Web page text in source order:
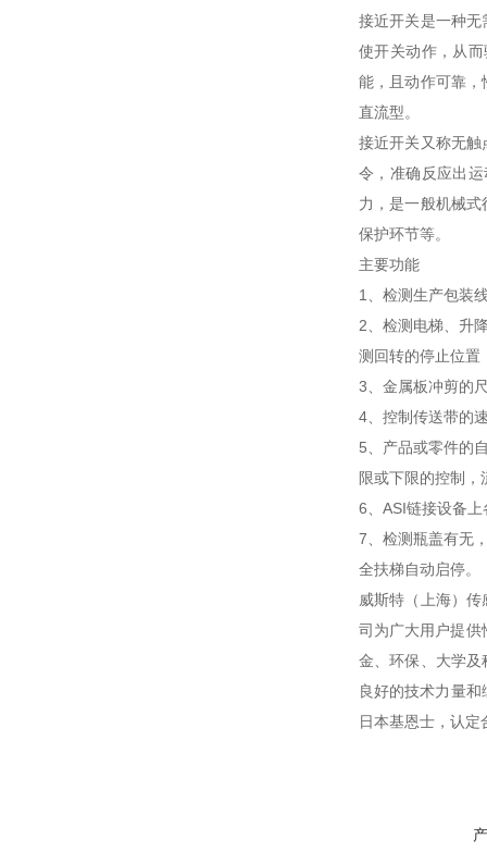
接近开关是一种
使开关动作，从
能，且动作可靠
直流型。
接近开关又称无
令，准确反应出
力，是一般机械
保护环节等。
主要功能
1、检测生产包装
2、检测电梯、升
测回转的停止位置
3、金属板冲剪的
4、控制传送带的
5、产品或零件的
限或下限的控制
6、ASI链接设备
7、检测瓶盖有无
全扶梯自动启停。
威斯特（上海）
司为广大用户提供
金、环保、大学
良好的技术力量
日本基恩士，认定